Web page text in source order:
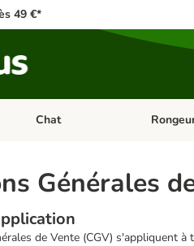
49 €*
Dérouler les catégories: Chien
Chat Dérouler
Générales
de Vente (CGV) s'appliquent